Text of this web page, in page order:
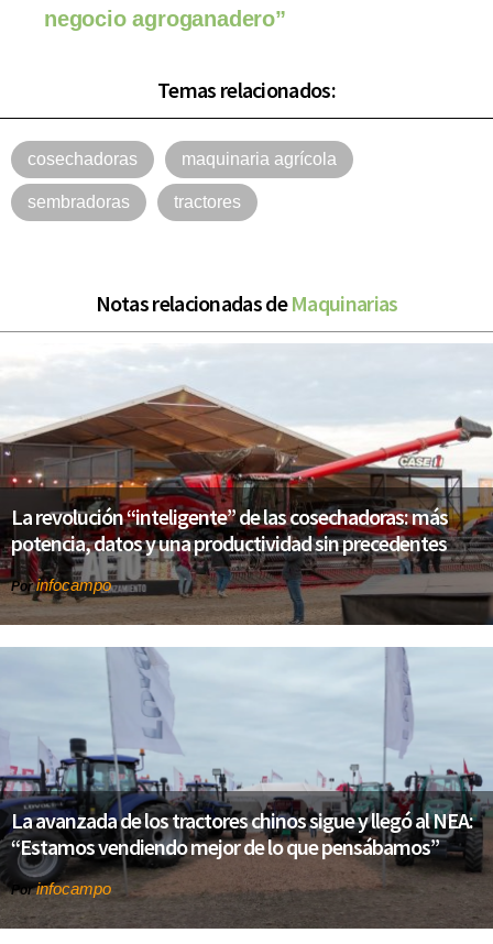
negocio agroganadero”
Temas relacionados:
cosechadoras maquinaria agrícola
sembradoras tractores
Notas relacionadas deMaquinarias
La revolución “inteligente” de las cosechadoras: más
potencia, datos y una productividad sin precedentes
Porinfocampo
La avanzada de los tractores chinos sigue y llegó al NEA:
“Estamos vendiendo mejor de lo que pensábamos”
Porinfocampo